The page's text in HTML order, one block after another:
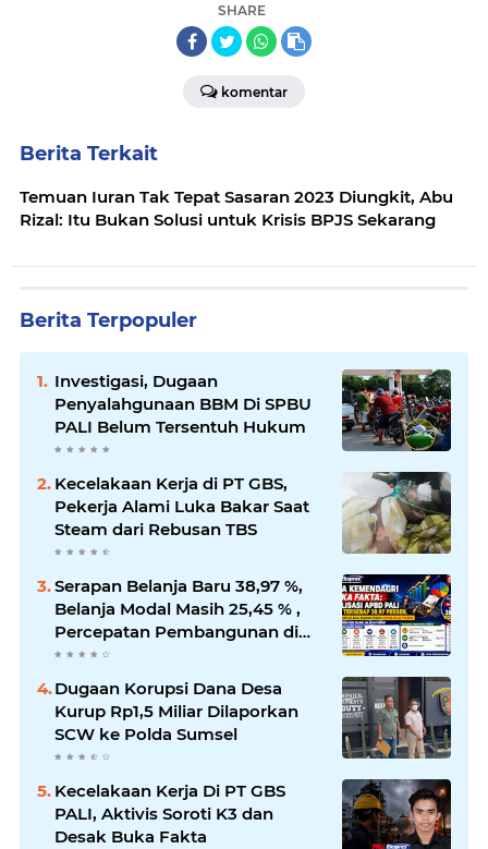
SHARE
komentar
Berita Terkait
Temuan Iuran Tak Tepat Sasaran 2023 Diungkit, Abu
Rizal: Itu Bukan Solusi untuk Krisis BPJS Sekarang
Berita Terpopuler
Investigasi, Dugaan
Penyalahgunaan BBM Di SPBU
PALI Belum Tersentuh Hukum
Kecelakaan Kerja di PT GBS,
Pekerja Alami Luka Bakar Saat
Steam dari Rebusan TBS
Serapan Belanja Baru 38,97 %,
Belanja Modal Masih 25,45 % ,
Percepatan Pembangunan di
PALI Dipertanyakan
Dugaan Korupsi Dana Desa
Kurup Rp1,5 Miliar Dilaporkan
SCW ke Polda Sumsel
Kecelakaan Kerja Di PT GBS
PALI, Aktivis Soroti K3 dan
Desak Buka Fakta